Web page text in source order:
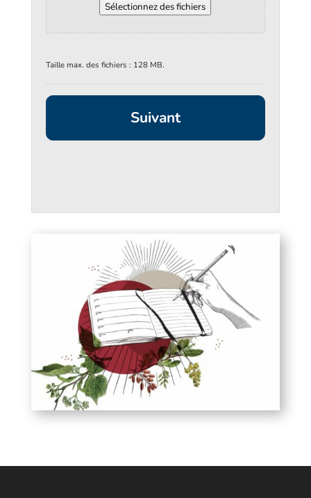
Sélectionnez des fichiers
Taille max. des fichiers : 128 MB.